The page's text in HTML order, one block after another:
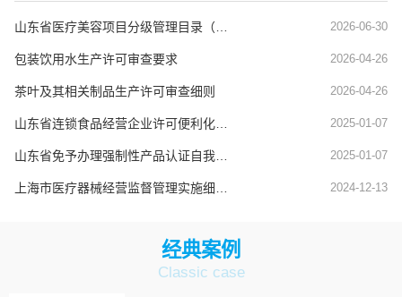
2026-06-30
包装饮用水生产许可审查要求 2026-04-26
茶叶及其相关制品生产许可审查细则 2026-04-26
2025-01-07
2025-01-07
2024-12-13
经典案例
Classic case